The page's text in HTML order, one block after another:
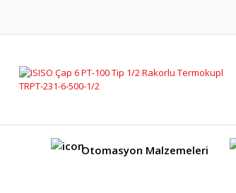
Otomasyon Malzemeleri